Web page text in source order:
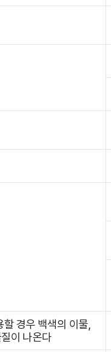
경우 백색의 이물,
이 나온다